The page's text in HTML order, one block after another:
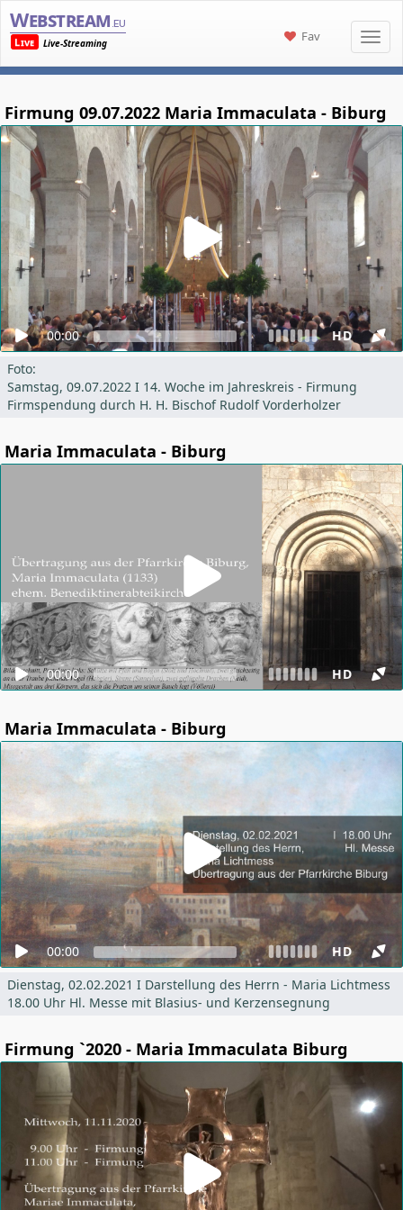
Webstream .eu
Live
Live-Streaming Fav
Firmung 09.07.2022 Maria Immaculata - Biburg
00:00
HD
Foto:
Samstag, 09.07.2022 I 14. Woche im Jahreskreis - Firmung
Firmspendung durch H. H. Bischof Rudolf Vorderholzer
Maria Immaculata - Biburg
00:00 HD
Maria Immaculata - Biburg
00:00
HD
Dienstag, 02.02.2021 I Darstellung des Herrn - Maria Lichtmess
18.00 Uhr Hl. Messe mit Blasius- und Kerzensegnung
Firmung `2020 - Maria Immaculata Biburg